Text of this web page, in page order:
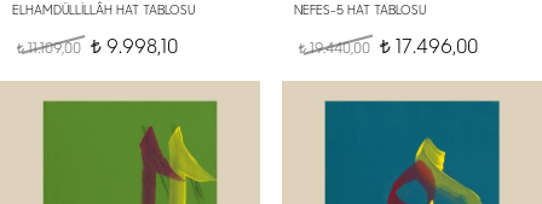
ELHAMDÜLLİLLÂH HAT TABLOSU
t11.109,00 t 9.998,10
NEFES-5 HAT TABLOSU
t19.440,00 t17.496,00